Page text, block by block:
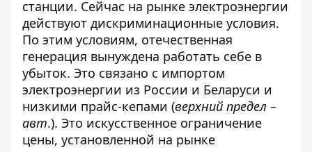
станции. Сейчас на рынке электроэнергии
действуют дискриминационные условия.
По этим условиям, отечественная
генерация вынуждена работать себе в
убыток. Это связано с импортом
электроэнергии из России и Беларуси и
низкими прайс-кепами (верхний предел –
авт.). Это искусственное ограничение
цены, установленной на рынке